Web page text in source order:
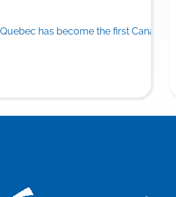
of its public drug insurance
has become the first Canadian